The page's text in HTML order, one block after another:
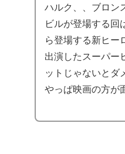
ハルク、、ブロン
ビルが登場する回
ら登場する新ヒー
出演したスーパー
ットじゃないとダ
やっぱ映画の方が